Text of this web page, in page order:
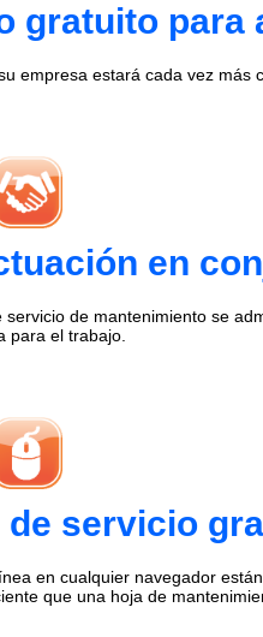
gratuito para
empresa estará cada vez más
en
de mantenimiento se
para el trabajo.
servicio
en cualquier navegador
que una hoja de